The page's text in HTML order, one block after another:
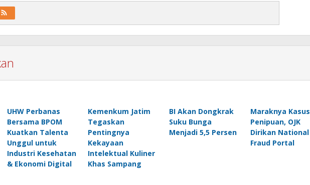
UHW Perbanas
Bersama BPOM
Kuatkan Talenta
Unggul untuk
Industri Kesehatan
& Ekonomi Digital
Kemenkum Jatim
Tegaskan
Pentingnya
Kekayaan
Intelektual Kuliner
Khas Sampang
BI Akan Dongkrak
Suku Bunga
Menjadi 5,5 Persen
Maraknya Kasus
Penipuan, OJK
Dirikan National
Fraud Portal